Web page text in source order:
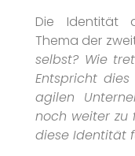
Die Identität
Thema der
selbst? Wie
Entspricht
agilen
noch weiter zu
diese Identität